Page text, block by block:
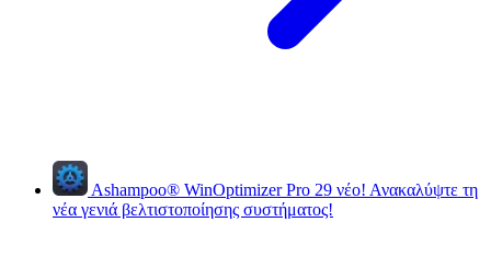
Ashampoo® WinOptimizer Pro 29 νέο! Ανακαλύψτε τη
νέα γενιά βελτιστοποίησης συστήματος!